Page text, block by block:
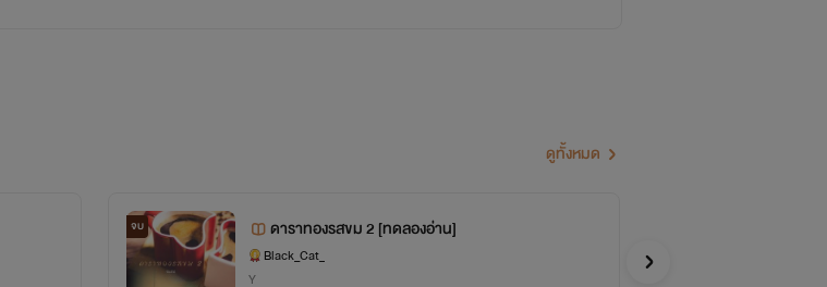
ง จึงยอมทำทุกอย่าง แม้ต้องตายข้าก็ยอม
ดูทั้งหมด
จบ ดาราทองรสขม 2 [ทดลองอ่าน]
Black_Cat_
Y